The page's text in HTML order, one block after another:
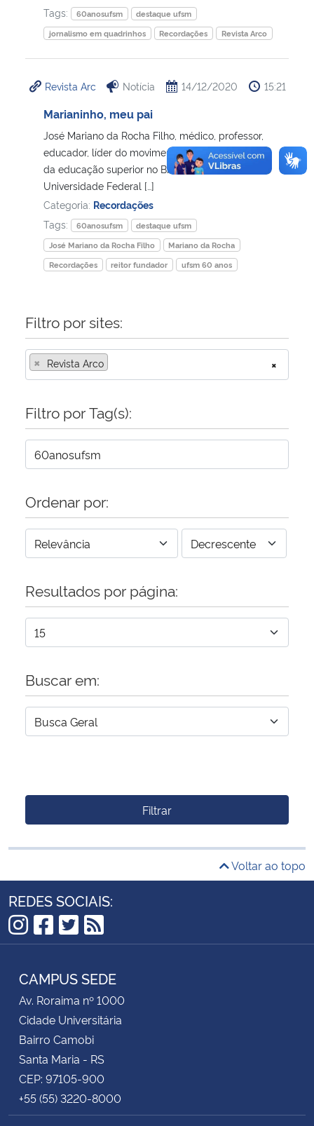
Tags:
60anosufsm
destaque ufsm
jornalismo em quadrinhos
Recordações Revista Arco
Revista Arc Notícia 14/12/2020 15:21
Marianinho, meu pai
José Mariano da Rocha Filho, médico, professor,
educador, líder do movimento pela interiorização
da educação superior no Brasil, criador da
Universidade Federal […]
Categoria: Recordações
Tags:
60anosufsm
destaque ufsm
José Mariano da Rocha Filho
Mariano da Rocha
Recordações
reitor fundador ufsm 60 anos
Filtro por sites:
×
× Revista Arco
Filtro por Tag(s):
Ordenar por:
Resultados por página:
Buscar em:
Filtrar
Voltar ao topo
REDES SOCIAIS:
Instagram
Facebook
Twitter
RSS
CAMPUS SEDE
Av. Roraima nº 1000
Cidade Universitária
Bairro Camobi
Santa Maria - RS
CEP: 97105-900
+55 (55) 3220-8000